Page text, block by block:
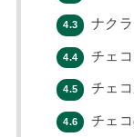
4.3 ナク
4.4 チェコ
4.5 チェ
4.6 チェ